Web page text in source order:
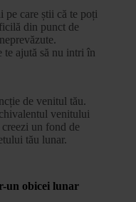
pe care știi că te poți
din punct de
te ajută să nu intri în
de venitul tău.
venitului
un fond de
tău lunar.
un obicei lunar